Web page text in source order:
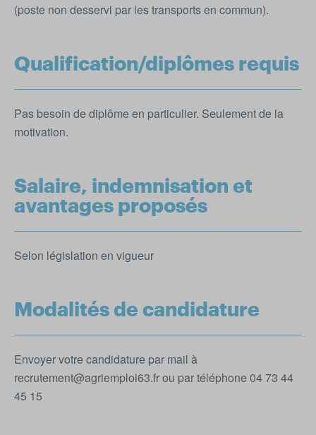
(poste non desservi par les transports en commun).
Qualification/diplômes requis
Pas besoin de diplôme en particulier. Seulement de la
motivation.
Salaire, indemnisation et
avantages proposés
Selon législation en vigueur
Modalités de candidature
Envoyer votre candidature par mail à
recrutement@agriemploi63.fr ou par téléphone 04 73 44
45 15